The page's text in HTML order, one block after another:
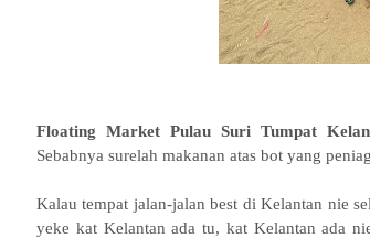
Floating Market Pulau Suri Tumpat
Sebabnya surelah makanan atas bot yang
Kalau tempat jalan-jalan best di Kelantan nie
yeke kat Kelantan ada tu, kat Kelantan ada